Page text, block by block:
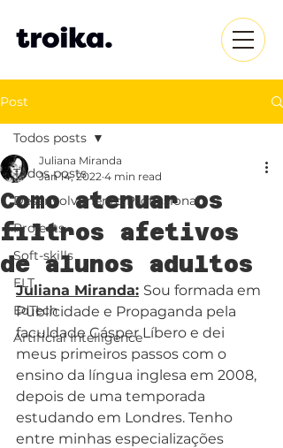
Post
Todos posts
Desenvolvimento Profissional
Projects
Soft-skills
ELT
EdTech
Artificial Intelligence
Todos posts
Como atenuar os
filtros afetivos
de alunos adultos
Juliana Miranda
Jan 14, 2022 4 min read
Juliana Miranda: Sou formada em
Publicidade e Propaganda pela
faculdade Cásper Líbero e dei
meus primeiros passos com o
ensino da língua inglesa em 2008,
depois de uma temporada
estudando em Londres. Tenho
entre minhas especializações